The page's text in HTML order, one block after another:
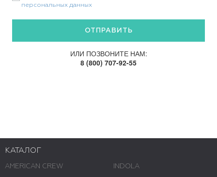
персональных данных
ИЛИ ПОЗВОНИТЕ НАМ:
8 (800) 707-92-55
КАТАЛОГ
AMERICAN CREW INDOLA